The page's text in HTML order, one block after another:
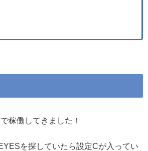
稼働してきました！
を探していたら設定Cが入ってい